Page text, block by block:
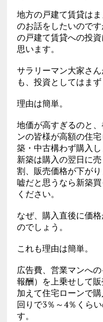
地方の戸建て賃貸は
のお話をしたいので
の戸建て賃貸への投
思います。
サラリーマン大家さ
も、投資としてはまず
理由は簡単。
地価が高すぎるのと
ンの皆様が高額の住
築・中古構わず購入し
新築は購入の翌日に
割、販売価格が下がり
嘘だと思うなら新築
ください。
なぜ、購入直後に価
のでしょう。
これも理由は簡単。
広告費、営業マンへ
報酬）を上乗せして販
加えて住宅ローンで
回りで3％～4％くら
す。